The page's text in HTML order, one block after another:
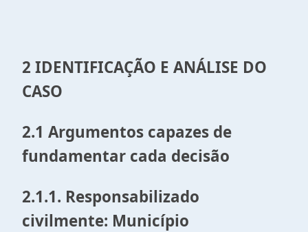
2 IDENTIFICAÇÃO E ANÁLISE DO
CASO
2.1 Argumentos capazes de
fundamentar cada decisão
2.1.1. Responsabilizado
civilmente: Município